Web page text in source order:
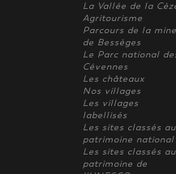
La Vallée de la
Agritourisme
Parcours de la mine
de Bessèges
Le Parc national
Cévennes
Les châteaux
Nos villages
Les villages
labellisés
Les sites classés au
patrimoine national
Les sites classés au
patrimoine de